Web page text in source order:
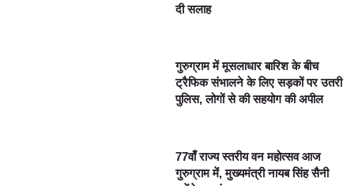
दी सलाह
गुरुग्राम में मूसलाधार बारिश के बीच
ट्रैफिक संभालने के लिए सड़कों पर उतरी
पुलिस, लोगों से की सहयोग की अपील
77वाँ राज्य स्तरीय वन महोत्सव आज
गुरुग्राम में, मुख्यमंत्री नायब सिंह सैनी